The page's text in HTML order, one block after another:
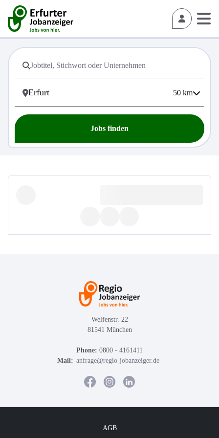
50 km
Jobs finden
Welfenstr. 22
81541 München
Phone: 0800 - 4161411
Mail: anfrage@regio-jobanzeiger.de
AGB